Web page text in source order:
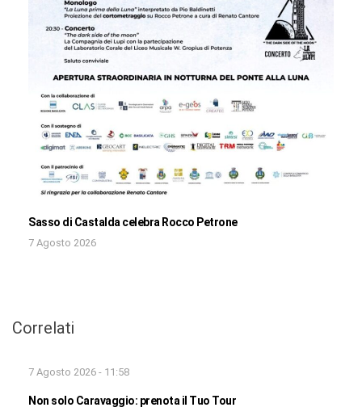
Sasso di Castalda celebra Rocco Petrone
7 Agosto 2026
Correlati
7 Agosto 2026 - 11:58
Non solo Caravaggio: prenota il Tuo Tour